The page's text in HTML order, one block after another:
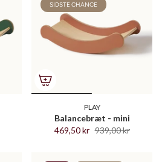
SIDSTE CHANCE
PLAY
Balancebræt - mini
469,50 kr 939,00 kr